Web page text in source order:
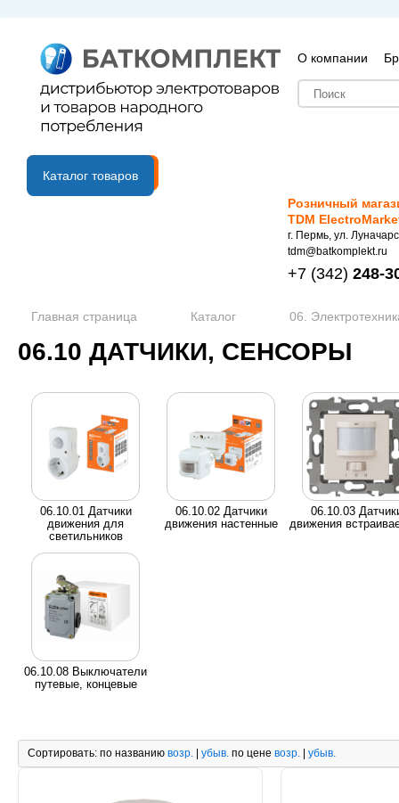
О компании
B2B портал
Каталог товаров
Розничный
TDM
г. Пермь, ул.
tdm@batkomplekt.ru
+7 (342) 248-
Главная страница Каталог 06.
06.10 ДАТЧИКИ, СЕНСОРЫ
06.10.01 Датчики
движения для
светильников
06.10.02 Датчики
движения настенные
06.10.03
движения
06.10.08 Выключатели
путевые, концевые
Сортировать: по названию возр. | убыв. по цене возр. | убыв.